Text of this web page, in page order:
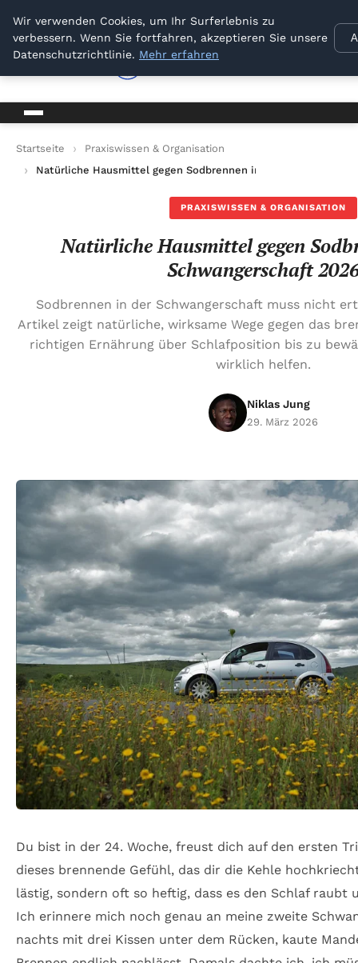
Venbrux
venbrux
Startseite
Praxiswissen & Organisation
Natürliche Hausmittel gegen Sodbrennen in der
PRAXISWISSEN & ORGANISATION
Natürliche Hausmittel gegen
Schwangerschaft
Sodbrennen in der Schwangerschaft muss nicht
Artikel zeigt natürliche, wirksame Wege gegen das
richtigen Ernährung über Schlafposition bis zu
wirklich helfen.
Niklas Jung
29. März 2026
Du bist in der 24. Woche, freust dich auf den ersten
dieses brennende Gefühl, das dir die Kehle
lästig, sondern oft so heftig, dass es den Schlaf raubt
Ich erinnere mich noch genau an meine zweite
nachts mit drei Kissen unter dem Rücken, kaute
Wir verwenden Cookies, um Ihr Surferlebnis zu
verbessern. Wenn Sie fortfahren, akzeptieren Sie unsere
Datenschutzrichtlinie. Mehr erfahren